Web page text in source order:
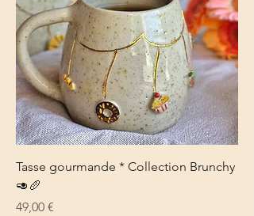
Tasse gourmande * Collection Brunchy
🥑🥖
Prix
49,00 €